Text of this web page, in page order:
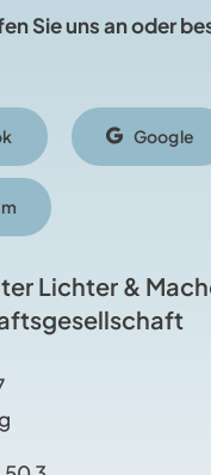
Sie uns an oder
Google
Lichter &